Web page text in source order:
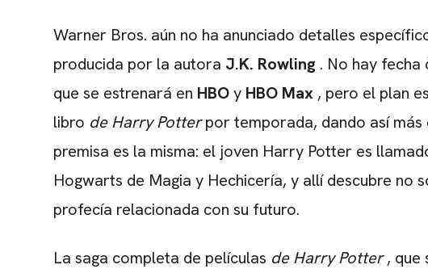
Warner Bros. aún no ha anunciado detalles
producida por la autora J.K. Rowling . No hay
que se estrenará en HBOy HBO Max , pero el plan
libro de Harry Potterpor temporada, dando así más
premisa es la misma: el joven Harry Potter es
Hogwarts de Magia y Hechicería, y allí descubre no
profecía relacionada con su futuro.
La saga completa de películas de Harry Potter, que